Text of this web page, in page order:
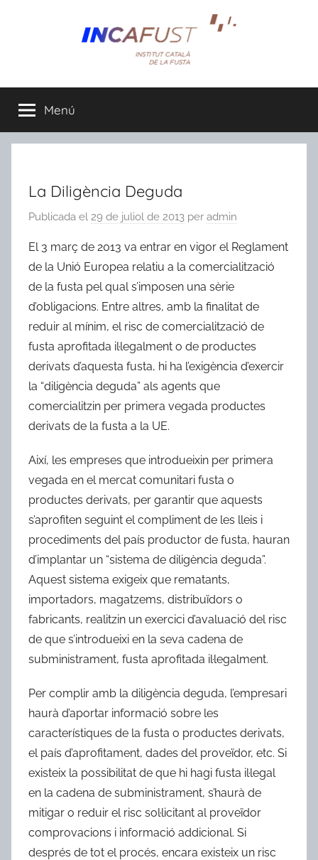
Menú
La Diligència Deguda
Publicada el 29 de juliol de 2013 per admin
El 3 març de 2013 va entrar en vigor el Reglament
de la Unió Europea relatiu a la comercialització
de la fusta pel qual s’imposen una sèrie
d’obligacions. Entre altres, amb la finalitat de
reduir al mínim, el risc de comercialització de
fusta aprofitada il·legalment o de productes
derivats d’aquesta fusta, hi ha l’exigència d’exercir
la “diligència deguda” als agents que
comercialitzin per primera vegada productes
derivats de la fusta a la UE.
Així, les empreses que introdueixin per primera
vegada en el mercat comunitari fusta o
productes derivats, per garantir que aquests
s’aprofiten seguint el compliment de les lleis i
procediments del país productor de fusta, hauran
d’implantar un “sistema de diligència deguda”.
Aquest sistema exigeix que rematants,
importadors, magatzems, distribuïdors o
fabricants, realitzin un exercici d’avaluació del risc
de que s’introdueixi en la seva cadena de
subministrament, fusta aprofitada il·legalment.
Per complir amb la diligència deguda, l’empresari
haurà d’aportar informació sobre les
característiques de la fusta o productes derivats,
el país d’aprofitament, dades del proveïdor, etc. Si
existeix la possibilitat de que hi hagi fusta il·legal
en la cadena de subministrament, s’haurà de
mitigar o reduir el risc sol·licitant al proveïdor
comprovacions i informació addicional. Si
després de tot el procés, encara existeix un risc